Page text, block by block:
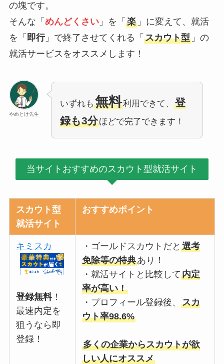
の塊です。
そんな「 めんどくさい」を「 楽」に変えて、就活
を「 即行」で終了させてくれる「 スカウト型」の
就活サービスをオススメします！
やめとけ先生
いずれも 無料利用できて、
登
録も3分ほどで完了できます！
当サイトおすすめのスカウト型就活サイト
スカウト型
就活サイト
おすすめポイント
キミスカ
登録無料！
最速内定を
狙うなら即
登録！
・ゴールドスカウトだと選考
免除等の特典あり！
・就活サイトと比較して内定
率が高い！
・プロフィール登録後、スカ
ウト率98.6%
多くの企業からスカウトが欲
しい人にオススメ